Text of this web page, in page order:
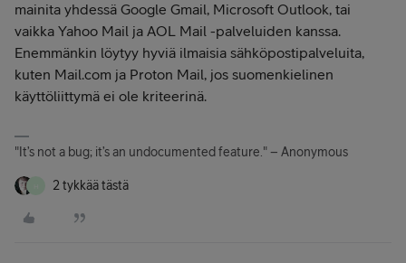
mainita yhdessä Google Gmail, Microsoft Outlook, tai
vaikka Yahoo Mail ja AOL Mail -palveluiden kanssa.
Enemmänkin löytyy hyviä ilmaisia sähköpostipalveluita,
kuten Mail.com ja Proton Mail, jos suomenkielinen
käyttöliittymä ei ole kriteerinä.
"It’s not a bug; it’s an undocumented feature." – Anonymous
2 tykkää tästä